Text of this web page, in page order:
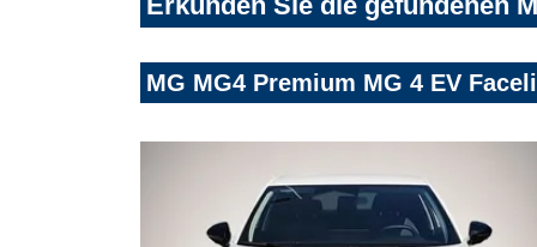
MG MG4 Premium MG 4 EV